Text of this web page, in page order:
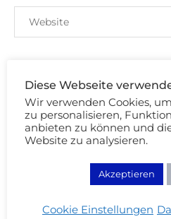
für meinen nächsten
Mit der Nutzung dieses
Speicherung und Verarbeitung
Website einverstanden. Merci
Diese Webseite
Wir verwenden Cookies,
zu personalisieren,
anbieten zu können und
Website zu analysieren.
Akzeptieren
Cookie Einstellungen